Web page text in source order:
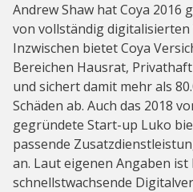
Andrew Shaw hat Coya 2016
von vollständig digitalisierten
Inzwischen bietet Coya
Bereichen Hausrat,
und sichert damit mehr als
Schäden ab. Auch das 2018
gegründete Start-up Luko
passende
an. Laut eigenen Angaben ist
schnellstwachsende